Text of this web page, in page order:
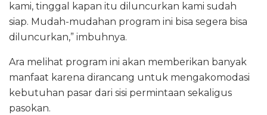
kami, tinggal kapan itu diluncurkan kami sudah
siap. Mudah-mudahan program ini bisa segera bisa
diluncurkan,” imbuhnya.
Ara melihat program ini akan memberikan banyak
manfaat karena dirancang untuk mengakomodasi
kebutuhan pasar dari sisi permintaan sekaligus
pasokan.